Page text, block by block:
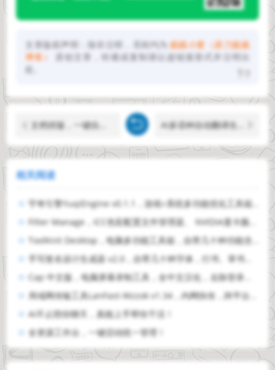
文章版权声明：除非注明，否则均为 贱贱小窝（原刀贱贱
博客）
原创文章，转载或复制请以超链接形式并注明出
处。
相关阅读
宇奇引擎YuqiEngine v0.1.1，游戏+系统多功能优化工具箱，共计500+项性能优化设置，覆盖：游戏优化、内存优化、音频优化、性能加速、CPU 优化、显卡优化、网络优化、隐私保护、系统调校、
Filter Manage，ICC色彩配置文件管理器、 NVIDIA显卡颜色设置工具，亮度、对比度、伽马值、数字震动，显卡红绿蓝色彩都能单独精细调整，效果实时显示，支持参数配置方案保存、快捷键调节、进
ToolKnit Desktop，电脑多功能工具箱，自带几十种功能含本地AI，涵盖PDF文档处理、图片、音频、视频、文本、计算器、创意和本地AI八大工具分类，所有文件处理均在本地离线完成，无需联网，不
手写签名设计生成器 v2.0，自带几十种字体，行书、草书、毛笔楷体等，支持自定义导入，生成好的签名，既能保存成图片，也能导出成Word格式，适用于电子文档、PDF批注落款，能播放笔画书写轨迹，可临摹练
Cap 中文版，电脑屏幕录制工具，全中文汉化，去除登录限制，完全免费使用，自带即时模式、工作室模式、截图模式，可随鼠标点击自动缩放视频画面，省去后期剪辑步骤，内置编辑器，录屏剪辑二合一
局域网传输工具LanFast-Wzzok v1.34，内网快传，跨平台局域网文件互传，Win7至Win11全系统适配，兼容LocalSend协议，可与 Windows、macOS、Linux、Andr
AI不止陪你聊天，真能上手帮你干活！
全资源工作台，一键启动统一管理！